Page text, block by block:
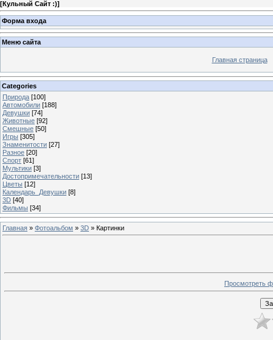
[Кульный Сайт :)]
Форма входа
Меню сайта
Главная страница
Categories
Природа [100]
Автомобили [188]
Девушки [74]
Животные [92]
Смешные [50]
Игры [305]
Знаменитости [27]
Разное [20]
Спорт [61]
Мультики [3]
Достопримечательности [13]
Цветы [12]
Календарь_Девушки [8]
3D [40]
Фильмы [34]
Главная » Фотоальбом » 3D » Картинки
Просмотреть